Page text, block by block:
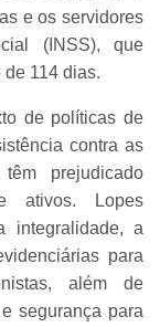
e os servidores
(INSS), que
114 dias.
de políticas de
contra as
prejudicado
ativos. Lopes
integralidade, a
para
além de
segurança para